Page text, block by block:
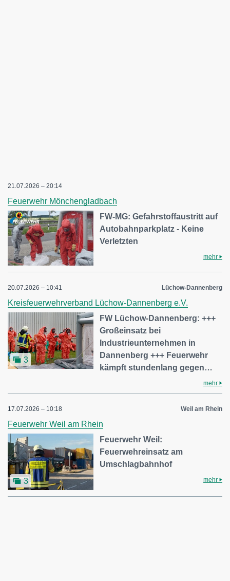
21.07.2026 – 20:14
Feuerwehr Mönchengladbach
FW-MG: Gefahrstoffaustritt auf
Autobahnparkplatz - Keine
Verletzten
mehr
20.07.2026 – 10:41 Lüchow-Dannenberg
Kreisfeuerwehrverband Lüchow-Dannenberg e.V.
3
FW Lüchow-Dannenberg: +++
Großeinsatz bei
Industrieunternehmen in
Dannenberg +++ Feuerwehr
kämpft stundenlang gegen…
mehr
17.07.2026 – 10:18 Weil am Rhein
Feuerwehr Weil am Rhein
3
Feuerwehr Weil:
Feuerwehreinsatz am
Umschlagbahnhof
mehr